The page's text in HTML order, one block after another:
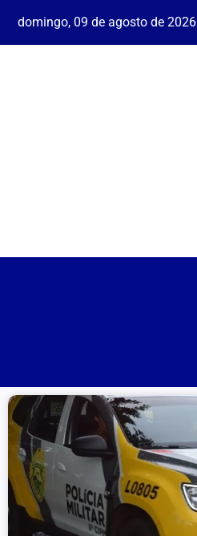
domingo, 09 de agosto de 2026